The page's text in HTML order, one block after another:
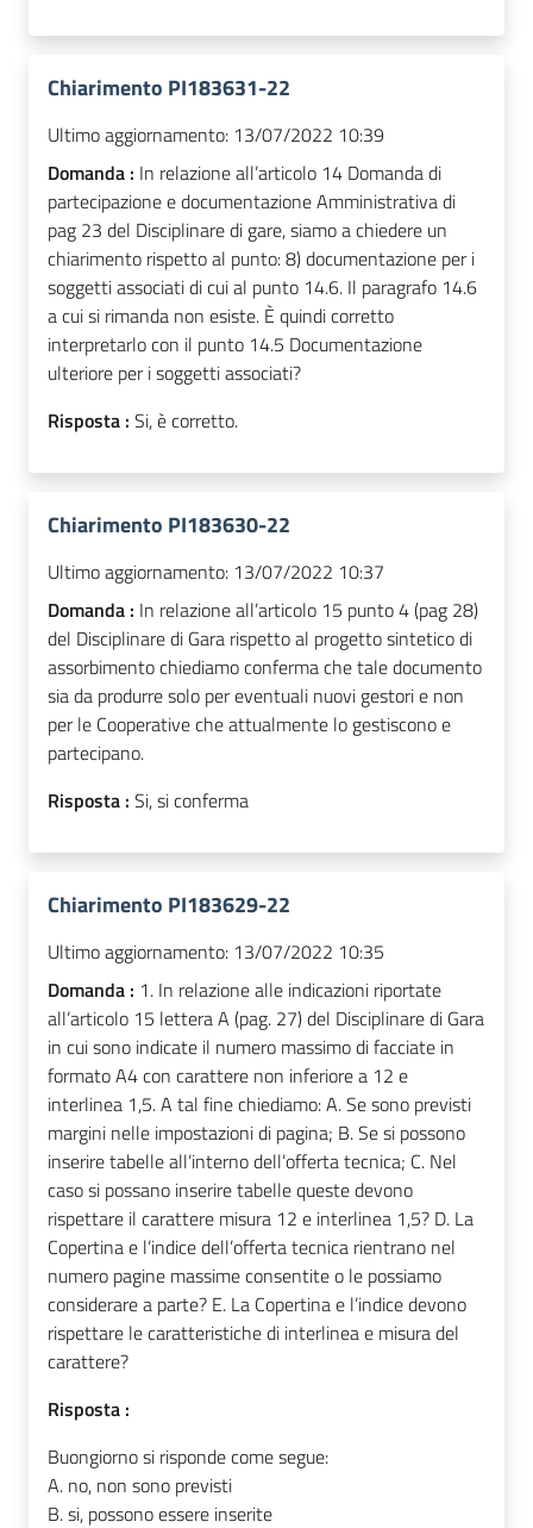
Chiarimento PI183631-22
Ultimo aggiornamento: 13/07/2022 10:39
Domanda : In relazione all’articolo 14 Domanda di
partecipazione e documentazione Amministrativa di
pag 23 del Disciplinare di gare, siamo a chiedere un
chiarimento rispetto al punto: 8) documentazione per i
soggetti associati di cui al punto 14.6. Il paragrafo 14.6
a cui si rimanda non esiste. È quindi corretto
interpretarlo con il punto 14.5 Documentazione
ulteriore per i soggetti associati?
Risposta : Si, è corretto.
Chiarimento PI183630-22
Ultimo aggiornamento: 13/07/2022 10:37
Domanda : In relazione all’articolo 15 punto 4 (pag 28)
del Disciplinare di Gara rispetto al progetto sintetico di
assorbimento chiediamo conferma che tale documento
sia da produrre solo per eventuali nuovi gestori e non
per le Cooperative che attualmente lo gestiscono e
partecipano.
Risposta : Si, si conferma
Chiarimento PI183629-22
Ultimo aggiornamento: 13/07/2022 10:35
Domanda : 1. In relazione alle indicazioni riportate
all’articolo 15 lettera A (pag. 27) del Disciplinare di Gara
in cui sono indicate il numero massimo di facciate in
formato A4 con carattere non inferiore a 12 e
interlinea 1,5. A tal fine chiediamo: A. Se sono previsti
margini nelle impostazioni di pagina; B. Se si possono
inserire tabelle all’interno dell’offerta tecnica; C. Nel
caso si possano inserire tabelle queste devono
rispettare il carattere misura 12 e interlinea 1,5? D. La
Copertina e l’indice dell’offerta tecnica rientrano nel
numero pagine massime consentite o le possiamo
considerare a parte? E. La Copertina e l’indice devono
rispettare le caratteristiche di interlinea e misura del
carattere?
Risposta :
Buongiorno si risponde come segue:
A. no, non sono previsti
B. si, possono essere inserite